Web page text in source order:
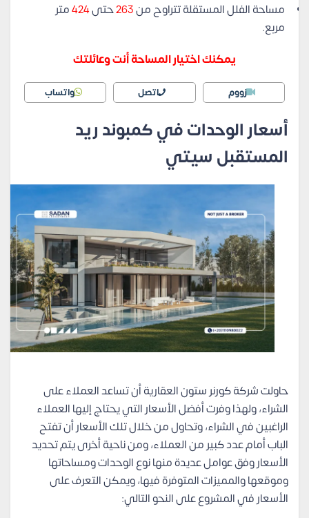
مساحة الفلل المستقلة تتراوح من263حتى424متر
مربع.
يمكنك اختيار المساحة أنت وعائلتك
زووم اتصل واتساب
أسعار الوحدات في كمبوند ريد
المستقبل سيتي
حاولت شركة كورنر ستون العقارية أن تساعد العملاء على
الشراء، ولهذا وفرت أفضل الأسعار التي يحتاج إليها العملاء
الراغبين في الشراء، وتحاول من خلال تلك الأسعار أن تفتح
الباب أمام عدد كبير من العملاء، ومن ناحية أخرى يتم تحديد
الأسعار وفق عوامل عديدة منها نوع الوحدات ومساحاتها
وموقعها والمميزات المتوفرة فيها، ويمكن التعرف على
الأسعار في المشروع على النحو التالي: